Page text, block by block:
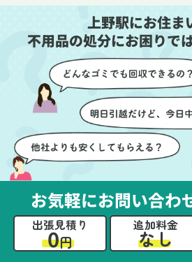
イテムの仕分けを迅速か
つ丁寧に対応していただ
けたのがありがたかった
です。家族それぞれが必
要なものを確認しながら
進めることができ、安心
感を持って作業をお任せ
できました。さらに、作
業終了後には部屋全体を
清掃していただき、まる
で新しい家のような清潔
感に感動しました。
壁や
に細
ただ
ズに
ても
業が
ちら
も部
いた
した。
いて
今後
知識
何か
上野駅にお住ま
不用品の処分にお困りで
お気軽にお問い合わ
出張見積り
0円
追加料金
なし